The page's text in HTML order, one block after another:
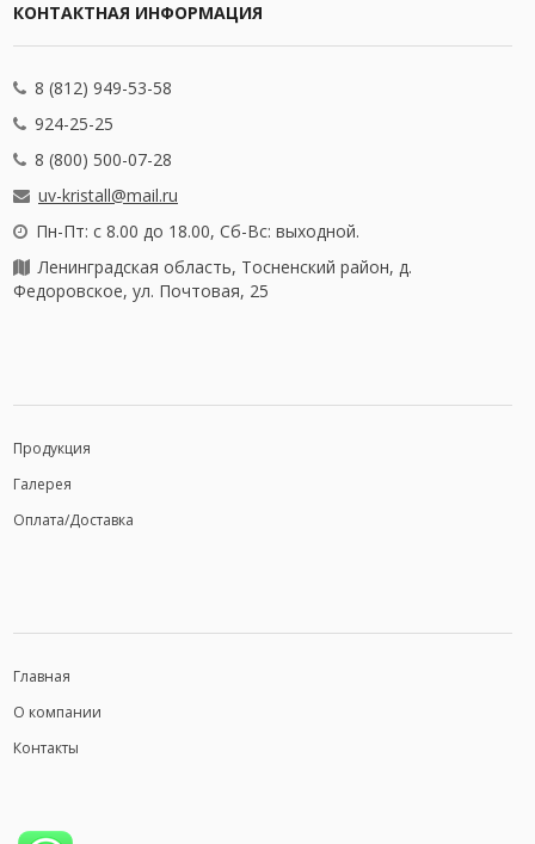
КОНТАКТНАЯ ИНФОРМАЦИЯ
8 (812) 949-53-58
924-25-25
8 (800) 500-07-28
uv-kristall@mail.ru
Пн-Пт: с 8.00 до 18.00, Сб-Вс: выходной.
Ленинградская область, Тосненский район, д.
Федоровское, ул. Почтовая, 25
Продукция
Галерея
Оплата/Доставка
Главная
О компании
Контакты